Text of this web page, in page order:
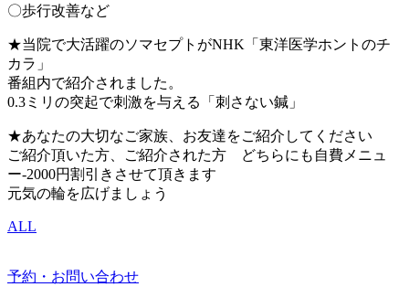
〇歩行改善など
★当院で大活躍のソマセプトがNHK「東洋医学ホントのチ
カラ」
番組内で紹介されました。
0.3ミリの突起で刺激を与える「刺さない鍼」
★あなたの大切なご家族、お友達をご紹介してください
ご紹介頂いた方、ご紹介された方 どちらにも自費メニュ
ー-2000円割引きさせて頂きます
元気の輪を広げましょう
ALL
予約・お問い合わせ